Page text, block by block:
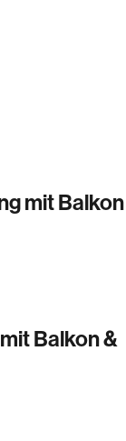
mit Balkon
Balkon &